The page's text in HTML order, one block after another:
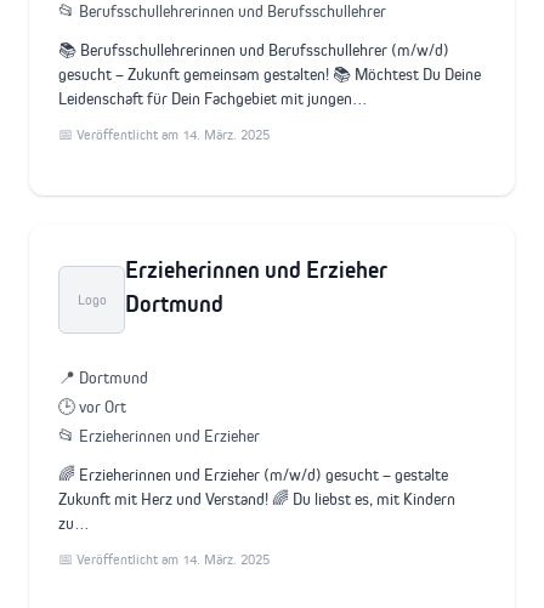
📂 Berufsschullehrerinnen und Berufsschullehrer
📚 Berufsschullehrerinnen und Berufsschullehrer (m/w/d)
gesucht – Zukunft gemeinsam gestalten! 📚 Möchtest Du Deine
Leidenschaft für Dein Fachgebiet mit jungen…
📅 Veröffentlicht am 14. März. 2025
Logo
Erzieherinnen und Erzieher
Dortmund
📍 Dortmund
🕒 vor Ort
📂 Erzieherinnen und Erzieher
🌈 Erzieherinnen und Erzieher (m/w/d) gesucht – gestalte
Zukunft mit Herz und Verstand! 🌈 Du liebst es, mit Kindern
zu…
📅 Veröffentlicht am 14. März. 2025